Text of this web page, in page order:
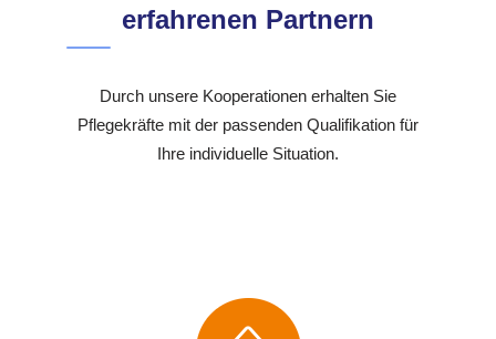
erfahrenen Partnern
Durch unsere Kooperationen erhalten Sie
Pflegekräfte mit der passenden Qualifikation für
Ihre individuelle Situation.